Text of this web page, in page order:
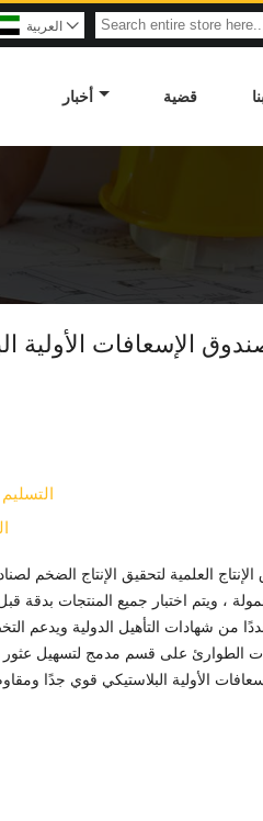
العربية 
أخبار قضية
الإسعافات الأولية
، ويتم اختبار جميع المنتجات
من شهادات التأهيل الدولية
الطوارئ على قسم مدمج لتسهيل عثور
الأولية البلاستيكي قوي جدًا